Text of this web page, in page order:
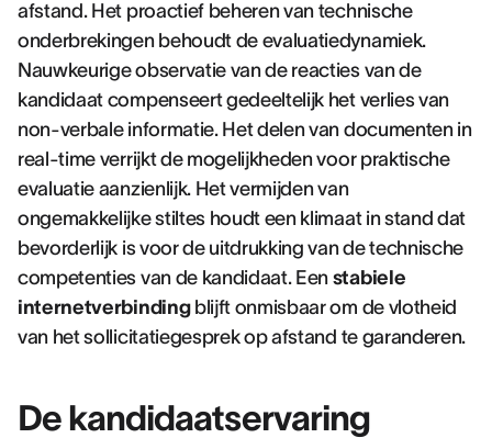
afstand. Het proactief beheren van technische
onderbrekingen behoudt de evaluatiedynamiek.
Nauwkeurige observatie van de reacties van de
kandidaat compenseert gedeeltelijk het verlies van
non-verbale informatie. Het delen van documenten in
real-time verrijkt de mogelijkheden voor praktische
evaluatie aanzienlijk. Het vermijden van
ongemakkelijke stiltes houdt een klimaat in stand dat
bevorderlijk is voor de uitdrukking van de technische
competenties van de kandidaat. Een stabiele
internetverbindingblijft onmisbaar om de vlotheid
van het sollicitatiegesprek op afstand te garanderen.
De kandidaatservaring